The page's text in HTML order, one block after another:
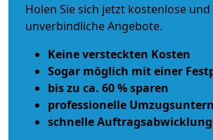
Holen Sie sich jetzt kostenlose und
unverbindliche Angebote.
Keine versteckten Kosten
Sogar möglich mit einer
bis zu ca. 60 % sparen
professionelle
schnelle Auftragsabwicklung